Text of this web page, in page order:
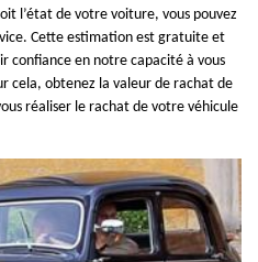
l’état de votre voiture, vous pouvez
Cette estimation est gratuite et
confiance en notre capacité à vous
cela, obtenez la valeur de rachat de
réaliser le rachat de votre véhicule